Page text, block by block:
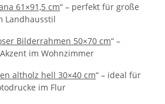
61×91,5 cm“ – perfekt für große
Landhausstil
Bilderrahmen 50×70 cm“ –
im Wohnzimmer
altholz hell 30×40 cm“ – ideal für
im Flur